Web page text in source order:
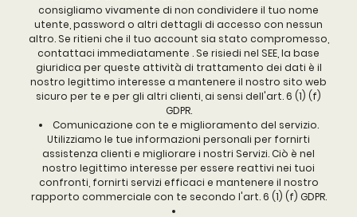
consigliamo vivamente di non condividere il tuo nome
utente, password o altri dettagli di accesso con nessun
altro. Se ritieni che il tuo account sia stato compromesso,
contattaci immediatamente . Se risiedi nel SEE, la base
giuridica per queste attività di trattamento dei dati è il
nostro legittimo interesse a mantenere il nostro sito web
sicuro per te e per gli altri clienti, ai sensi dell'art. 6 (1) (f)
GDPR.
Comunicazione con te e miglioramento del servizio.
Utilizziamo le tue informazioni personali per fornirti
assistenza clienti e migliorare i nostri Servizi. Ciò è nel
nostro legittimo interesse per essere reattivi nei tuoi
confronti, fornirti servizi efficaci e mantenere il nostro
rapporto commerciale con te secondo l'art. 6 (1) (f) GDPR.